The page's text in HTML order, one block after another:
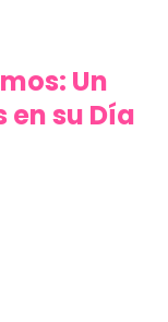
Un
en su Día